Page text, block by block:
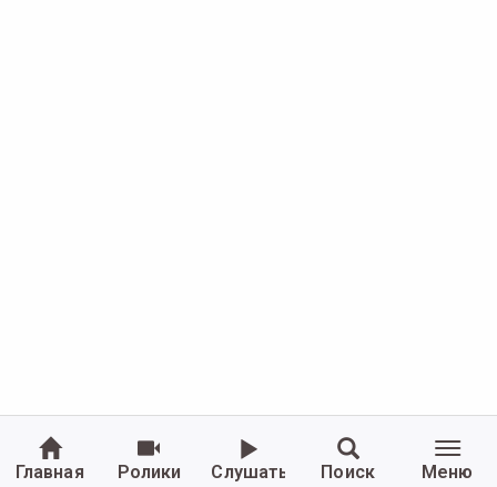
Главная Ролики Слушать Поиск Меню